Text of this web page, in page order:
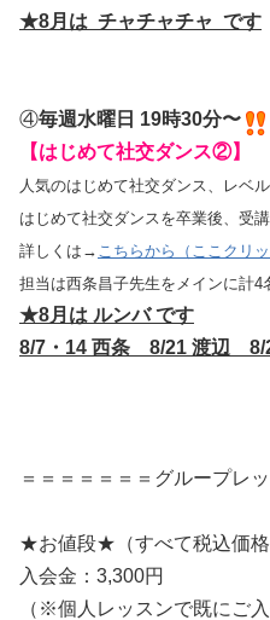
★8月は チャチャチャ です
④毎週水曜日 19時30分〜
【はじめて社交ダンス②】
人気のはじめて社交ダンス、レベ
はじめて社交ダンスを卒業後、受
詳しくは→ こちらから（ここクリッ
担当は西条昌子先生をメインに計
★8月は ルンバ です
8/7・14 西条 8/21 渡辺 8/
＝＝＝＝＝＝＝グループレ
★お値段★（すべて税込価格
入会金：3,300円
（※個人レッスンで既にご